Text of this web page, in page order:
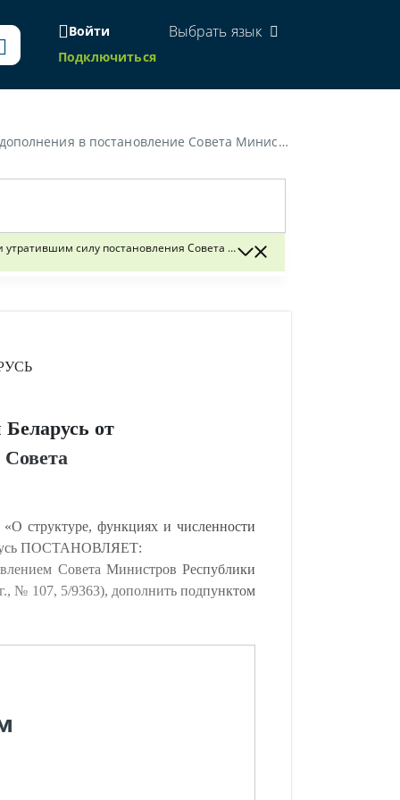
Войти
Подключиться
Выбрать язык
утратившим силу постановления Совета Министров БССР от 7 июля 1983 г. № 214»
силу постановления Совета Министров БССР от 7 июля
от
структуре, функциях и численности
ПОСТАНОВЛЯЕТ:
Совета Министров Республики
№ 107, 5/9363), дополнить подпунктом